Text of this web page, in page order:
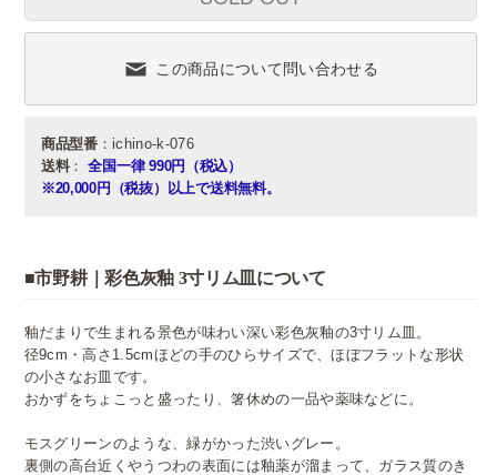
この商品について問い合わせる
商品型番：ichino-k-076
送料： 全国一律 990円（税込）
※20,000円（税抜）以上で送料無料。
■市野耕｜彩色灰釉 3寸リム皿について
釉だまりで生まれる景色が味わい深い彩色灰釉の3寸リム皿。
径9cm・高さ1.5cmほどの手のひらサイズで、ほぼフラットな形状
の小さなお皿です。
おかずをちょこっと盛ったり、箸休めの一品や薬味などに。
モスグリーンのような、緑がかった渋いグレー。
裏側の高台近くやうつわの表面には釉薬が溜まって、ガラス質のき